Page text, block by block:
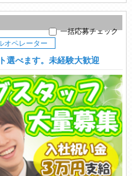
一括応募チェック
オペレーター
選べます。未経験大歓迎